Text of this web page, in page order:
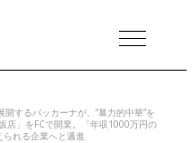
MENU
開するバッカーナが、“暴力的中華”を
店」をFCで開業。「年収1000万円の
れる企業へと邁進